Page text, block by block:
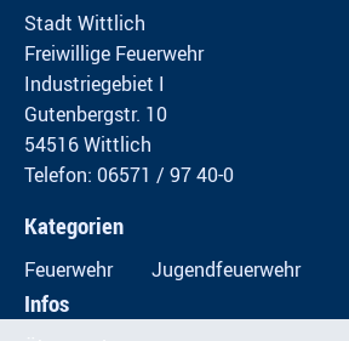
Stadt Wittlich
Freiwillige Feuerwehr
Industriegebiet I
Gutenbergstr. 10
54516 Wittlich
Telefon: 06571 / 97 40-0
Kategorien
Feuerwehr Jugendfeuerwehr
Infos